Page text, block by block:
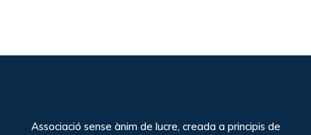
Associació sense ànim de lucre, creada a principis de